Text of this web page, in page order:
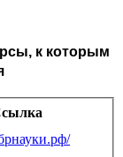
к которым